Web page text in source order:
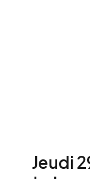
Jeudi